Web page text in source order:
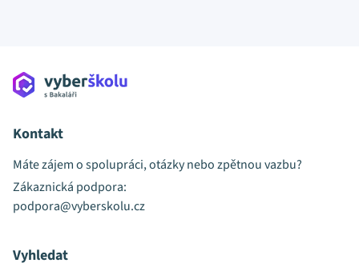
Kontakt
Máte zájem o spolupráci, otázky nebo zpětnou vazbu?
Zákaznická podpora:
podpora@vyberskolu.cz
Vyhledat